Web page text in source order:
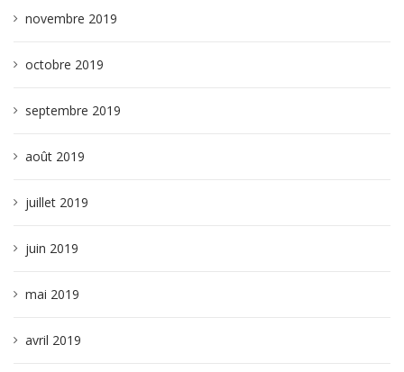
novembre 2019
octobre 2019
septembre 2019
août 2019
juillet 2019
juin 2019
mai 2019
avril 2019